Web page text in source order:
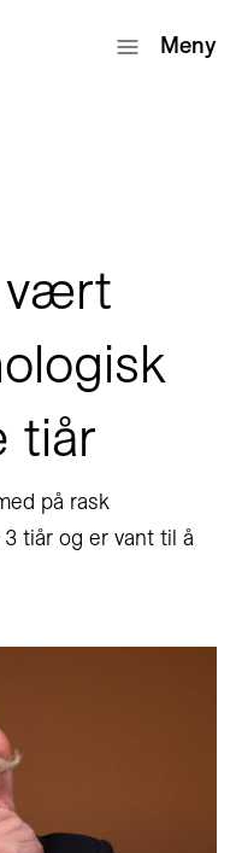
Meny
vært
tiår
på rask
tiår og er vant til å